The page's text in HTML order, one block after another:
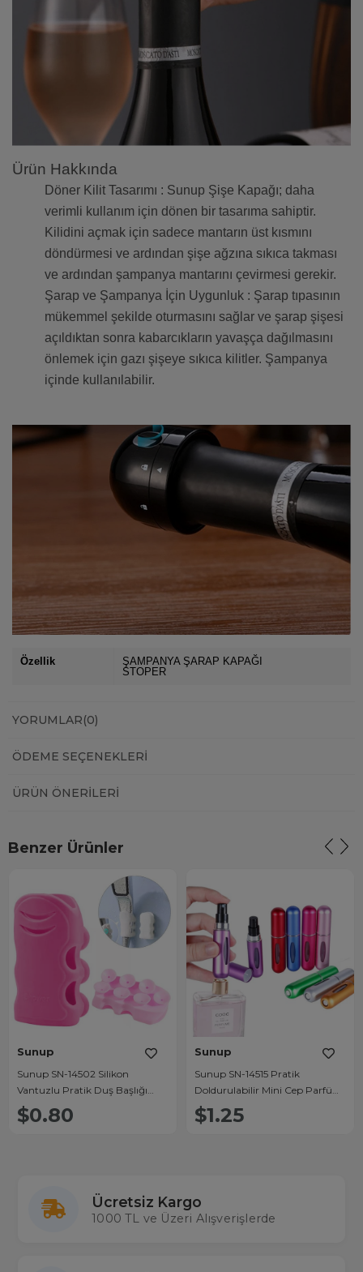
Ürün Hakkında
Döner Kilit Tasarımı : Sunup Şişe Kapağı; daha
verimli kullanım için dönen bir tasarıma sahiptir.
Kilidini açmak için sadece mantarın üst kısmını
döndürmesi ve ardından şişe ağzına sıkıca takması
ve ardından şampanya mantarını çevirmesi gerekir.
Şarap ve Şampanya İçin Uygunluk : Şarap tıpasının
mükemmel şekilde oturmasını sağlar ve şarap şişesi
açıldıktan sonra kabarcıkların yavaşça dağılmasını
önlemek için gazı şişeye sıkıca kilitler. Şampanya
içinde kullanılabilir.
Özellik
ŞAMPANYA ŞARAP KAPAĞI
STOPER
YORUMLAR(0)
ÖDEME SEÇENEKLERI
ÜRÜN ÖNERILERI
Benzer Ürünler
Sunup
Sunup SN-14502 Silikon
Vantuzlu Pratik Duş Başlığı
Tutucu
$0.80
Sunup
Sunup SN-14515 Pratik
Doldurulabilir Mini Cep Parfüm
Şişesi Alüminyum (5ML)
$1.25
Ücretsiz Kargo
1000 TL ve Üzeri Alışverişlerde